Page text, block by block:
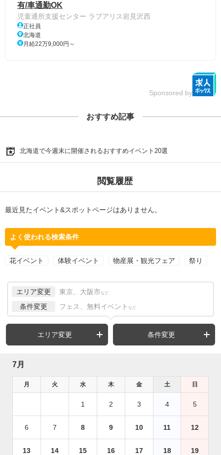
有/車通勤OK
児童通所支援センター ラブアリス岩見沢西
正社員
北海道
月給22万9,000円～
Sponsored by
おすすめ記事
北海道で今週末に開催されるおすすめイベント20選
閲覧履歴
最近見たイベント&スポットページはありません。
よく使われる検索条件
花イベント 体験イベント 物産展・観光フェア 祭り
エリア変更 東京、大阪市 など
条件変更 フェス、無料イベント など
エリア変更 条件変更
7月
月 火 水 木 金 土 日
1 2 3 4 5
6 7 8 9 10 11 12
13 14 15 16 17 18 19